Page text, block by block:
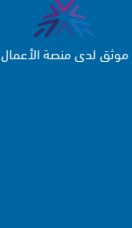
موثق لدى منصة الأعمال